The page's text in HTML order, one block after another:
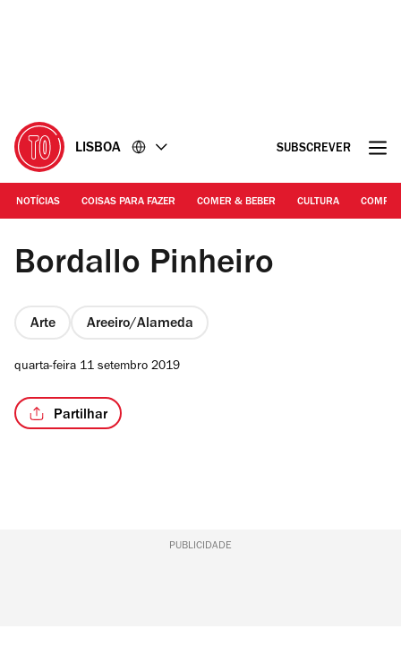
LISBOA SUBSCREVER
NOTÍCIAS COISAS PARA FAZER COMER & BEBER CULTURA
©DR | Bordallo Pinheiro
Bordallo Pinheiro
Arte Areeiro/Alameda
quarta-feira 11 setembro 2019
Partilhar
PUBLICIDADE